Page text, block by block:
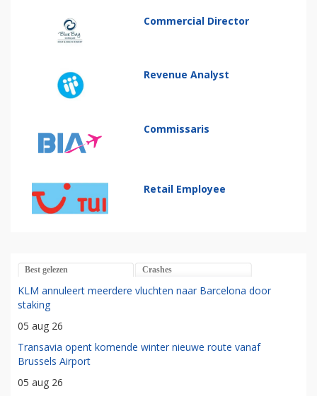
Commercial Director
Revenue Analyst
Commissaris
Retail Employee
Best gelezen Crashes
KLM annuleert meerdere vluchten naar Barcelona door
staking
05 aug 26
Transavia opent komende winter nieuwe route vanaf
Brussels Airport
05 aug 26